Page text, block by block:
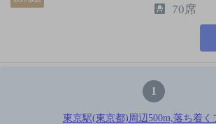
70席
1
東京駅(東京都)周辺500m,落ち着く